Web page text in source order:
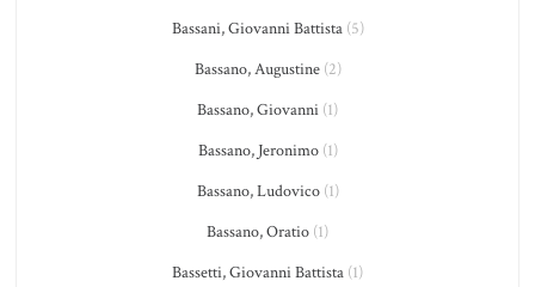
Bassani, Giovanni Battista(5)
Bassano, Augustine(2)
Bassano, Giovanni (1)
Bassano, Jeronimo(1)
Bassano, Ludovico(1)
Bassano, Oratio (1)
Bassetti, Giovanni Battista (1)